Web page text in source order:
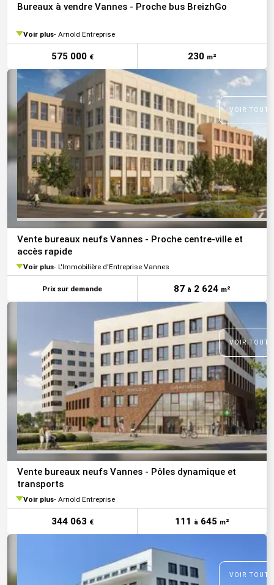
Bureaux à vendre Vannes - Proche bus BreizhGo
Voir plus Arnold Entreprise
575 000 € 230 m²
VOIR
Vente bureaux neufs Vannes - Proche centre-ville et
accès rapide
Voir plus L'Immobilière d'Entreprise Vannes
Prix sur demande 87 à 2 624 m²
VOIR
Vente bureaux neufs Vannes - Pôles dynamique et
transports
Voir plus Arnold Entreprise
344 063 € 111 à 645 m²
VOIR